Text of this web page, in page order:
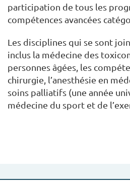
participation de tous les
compétences avancées
Les disciplines qui se sont
inclus la médecine des
personnes âgées, les
chirurgie, l’anesthésie en
soins palliatifs (une année
médecine du sport et de